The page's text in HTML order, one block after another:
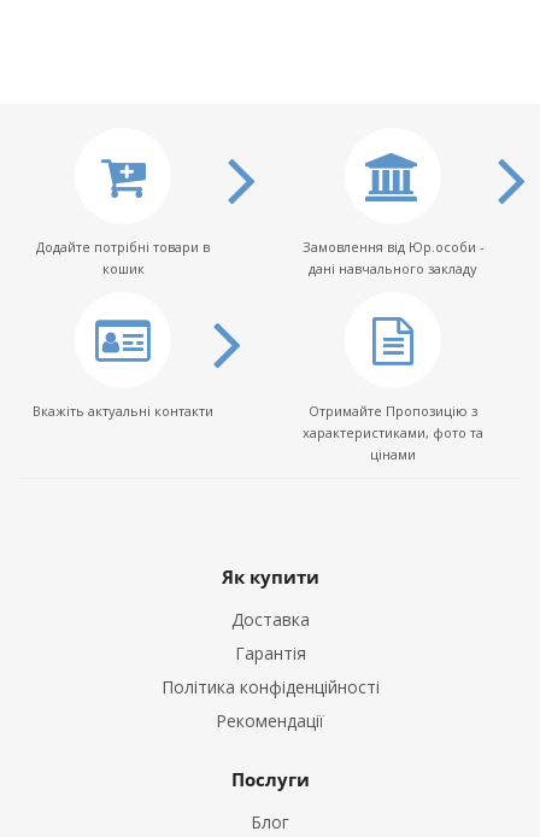
Додайте потрібні товари в
кошик
Замовлення від Юр.особи -
дані навчального закладу
Вкажіть актуальні контакти
Отримайте Пропозицію з
характеристиками, фото та
цінами
Як купити
Доставка
Гарантія
Політика конфіденційності
Рекомендації
Послуги
Блог